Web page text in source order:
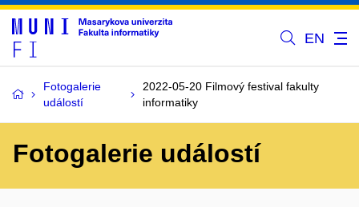
EN
Fotogalerie
událostí
2022-05-20 Filmový festival fakulty
informatiky
Fotogalerie událostí